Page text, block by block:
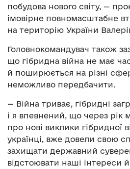
побудова нового світу, —
імовірне повномасштабне
на територію України
Головнокомандувач також
що гібридна війна не має
й поширюється на різні
неможливо передбачити.
— Війна триває, гібридні
і я впевнений, що через рік
про нові виклики гібридної
українці, вже довели свою
захищати державний
відстоювати наші інтереси й